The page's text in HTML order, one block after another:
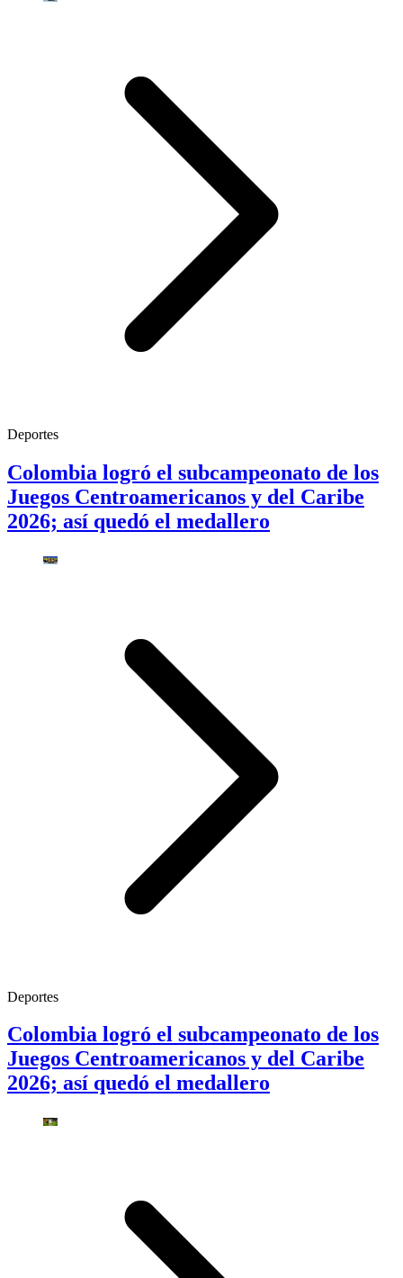
Deportes
Colombia logró el subcampeonato de los
Juegos Centroamericanos y del Caribe
2026; así quedó el medallero
Deportes
Colombia logró el subcampeonato de los
Juegos Centroamericanos y del Caribe
2026; así quedó el medallero